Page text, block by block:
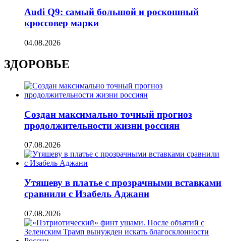
Audi Q9: самый большой и роскошный
кроссовер марки
04.08.2026
ЗДОРОВЬЕ
Создан максимально точный прогноз
продолжительности жизни россиян
07.08.2026
Утяшеву в платье с прозрачными вставками
сравнили с Изабель Аджани
07.08.2026